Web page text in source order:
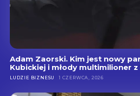
Adam Zaorski. Kim jest nowy
Kubickiej i młody multimilioner
LUDZIE BIZNESU 1 CZERWCA, 2026